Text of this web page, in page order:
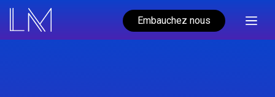
Embauchez nous